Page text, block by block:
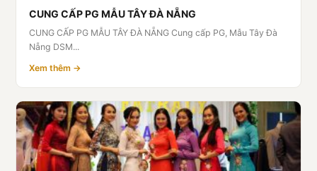
CUNG CẤP PG MẪU TÂY ĐÀ NẴNG
CUNG CẤP PG MẪU TÂY ĐÀ NẴNG Cung cấp PG, Mẫu Tây Đà
Nẵng DSM...
Xem thêm →